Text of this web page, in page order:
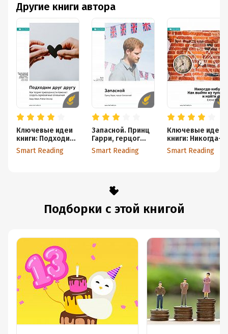
Другие книги автора
Ключевые идеи
книги: Подходим
друг другу. Как
теория
Smart Reading
Запасной. Принц
Гарри, герцог
Сассекский.
Саммари
Smart Reading
Ключевые идеи
книги: Никогда-
нибудь. Как
выйти из тупика и
Smart Reading
Подборки с этой книгой